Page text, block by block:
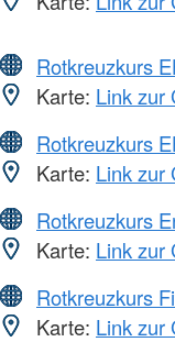
Rotkreuzkurs
Karte: Link zur
Rotkreuzkurs
Karte: Link zur
Rotkreuzkurs
Karte: Link zur
Rotkreuzkurs
Karte: Link zur